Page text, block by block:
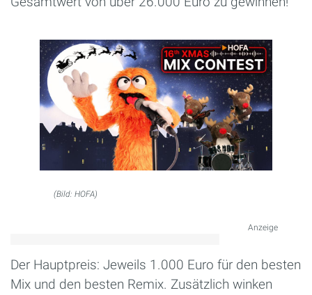
(Bild: HOFA)
Anzeige
Der Hauptpreis: Jeweils 1.000 Euro für den besten
Mix und den besten Remix. Zusätzlich winken